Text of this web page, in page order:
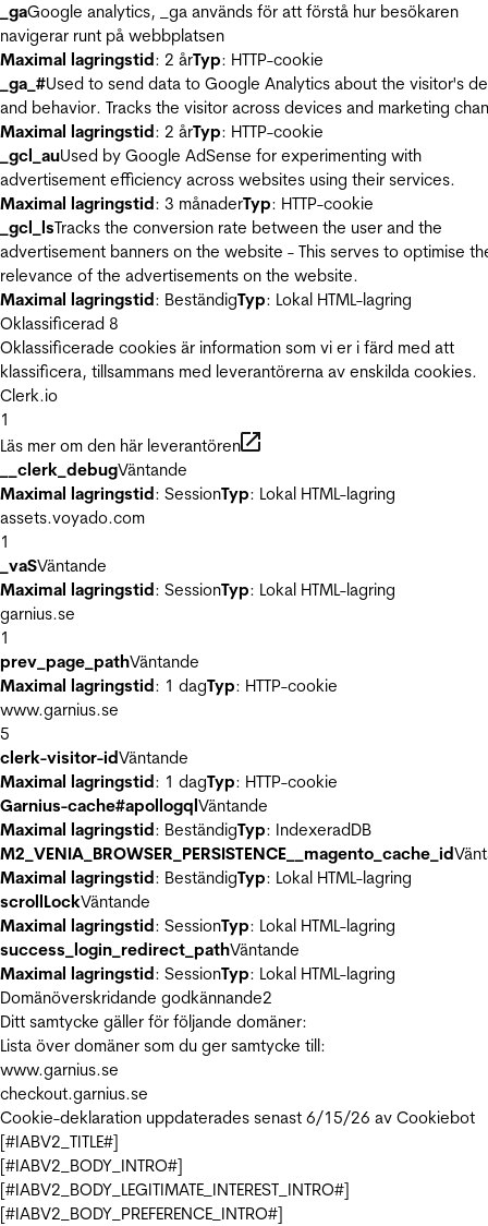
_gaGoogle analytics, _ga används för att förstå hur besökaren
navigerar runt på webbplatsen
Maximal lagringstid: 2 årTyp: HTTP-cookie
_ga_#Used to send data to Google Analytics about the visitor's
and behavior. Tracks the visitor across devices and marketing
Maximal lagringstid: 2 årTyp: HTTP-cookie
_gcl_auUsed by Google AdSense for experimenting with
advertisement efficiency across websites using their services.
Maximal lagringstid: 3 månaderTyp: HTTP-cookie
_gcl_lsTracks the conversion rate between the user and the
advertisement banners on the website - This serves to optimise
relevance of the advertisements on the website.
Maximal lagringstid: BeständigTyp: Lokal HTML-lagring
Oklassificerad 8
Oklassificerade cookies är information som vi er i färd med att
klassificera, tillsammans med leverantörerna av enskilda cookies.
Clerk.io
1
Läs mer om den här leverantören
__clerk_debugVäntande
Maximal lagringstid: SessionTyp: Lokal HTML-lagring
assets.voyado.com
1
_vaSVäntande
Maximal lagringstid: SessionTyp: Lokal HTML-lagring
garnius.se
1
prev_page_pathVäntande
Maximal lagringstid: 1 dagTyp: HTTP-cookie
www.garnius.se
5
clerk-visitor-idVäntande
Maximal lagringstid: 1 dagTyp: HTTP-cookie
Garnius-cache#apollogqlVäntande
Maximal lagringstid: BeständigTyp: IndexeradDB
M2_VENIA_BROWSER_PERSISTENCE__magento_cache_id
Maximal lagringstid: BeständigTyp: Lokal HTML-lagring
scrollLockVäntande
Maximal lagringstid: SessionTyp: Lokal HTML-lagring
success_login_redirect_pathVäntande
Maximal lagringstid: SessionTyp: Lokal HTML-lagring
Domänöverskridande godkännande2
Ditt samtycke gäller för följande domäner:
Lista över domäner som du ger samtycke till:
www.garnius.se
checkout.garnius.se
Cookie-deklaration uppdaterades senast 6/15/26 av Cookiebot
[#IABV2_TITLE#]
[#IABV2_BODY_INTRO#]
[#IABV2_BODY_LEGITIMATE_INTEREST_INTRO#]
[#IABV2_BODY_PREFERENCE_INTRO#]